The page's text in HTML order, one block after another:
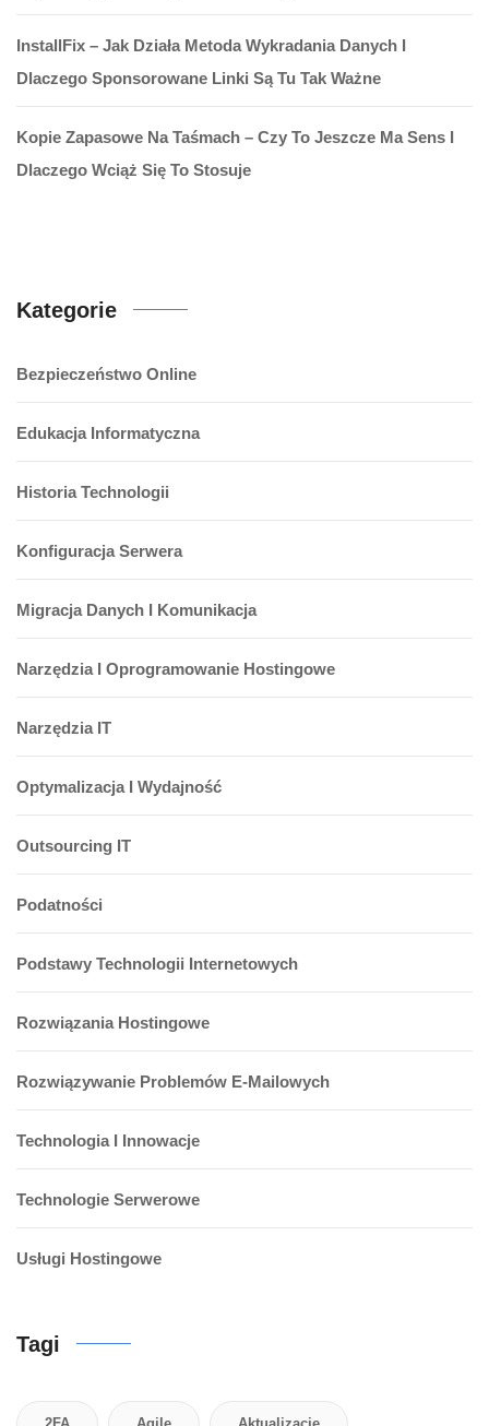
InstallFix – Jak Działa Metoda Wykradania Danych I
Dlaczego Sponsorowane Linki Są Tu Tak Ważne
Kopie Zapasowe Na Taśmach – Czy To Jeszcze Ma Sens I
Dlaczego Wciąż Się To Stosuje
Kategorie
Bezpieczeństwo Online
Edukacja Informatyczna
Historia Technologii
Konfiguracja Serwera
Migracja Danych I Komunikacja
Narzędzia I Oprogramowanie Hostingowe
Narzędzia IT
Optymalizacja I Wydajność
Outsourcing IT
Podatności
Podstawy Technologii Internetowych
Rozwiązania Hostingowe
Rozwiązywanie Problemów E-Mailowych
Technologia I Innowacje
Technologie Serwerowe
Usługi Hostingowe
Tagi